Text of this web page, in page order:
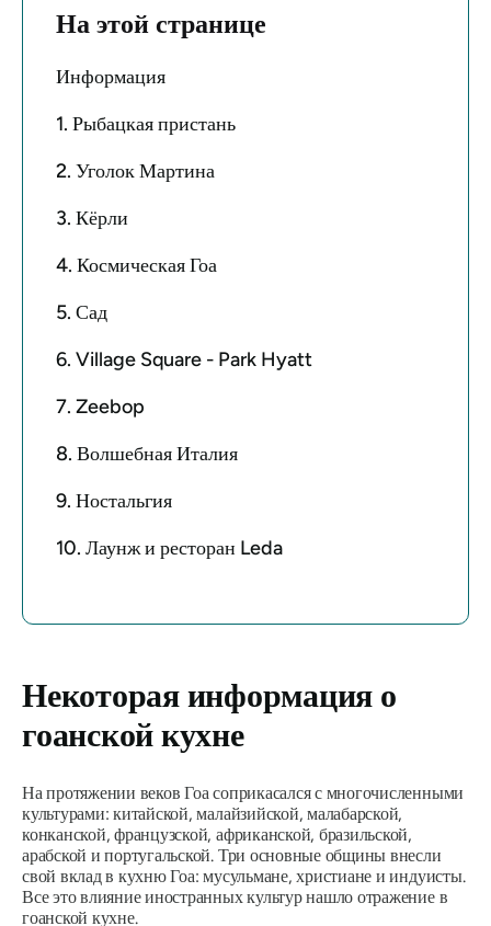
На этой странице
Информация
1. Рыбацкая пристань
2. Уголок Мартина
3. Кёрли
4. Космическая Гоа
5. Сад
6. Village Square - Park Hyatt
7. Zeebop
8. Волшебная Италия
9. Ностальгия
10. Лаунж и ресторан Leda
Некоторая информация о
гоанской кухне
На протяжении веков Гоа соприкасался с многочисленными
культурами: китайской, малайзийской, малабарской,
конканской, французской, африканской, бразильской,
арабской и португальской. Три основные общины внесли
свой вклад в кухню Гоа: мусульмане, христиане и индуисты.
Все это влияние иностранных культур нашло отражение в
гоанской кухне.